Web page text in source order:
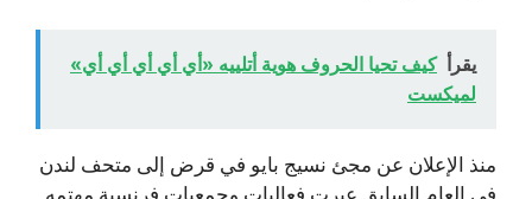
يقرأ كيف تحيا الحروف هوية أتلييه «أي أي أي أي أي»
لميكست
منذ الإعلان عن مجئ نسيج بايو في قرض إلى متحف لندن
في العام السابق عبرت فعاليات وجمعيات فرنسية مهتمه